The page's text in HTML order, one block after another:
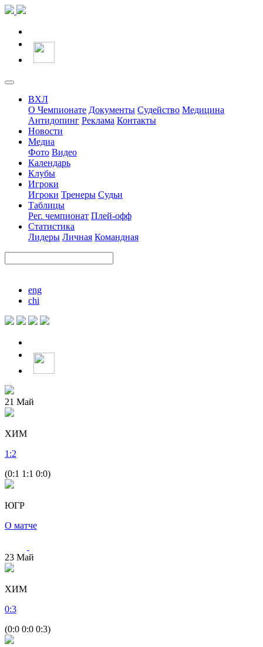
ВХЛ
О Чемпионате Документы Судейство Медицина
Антидопинг Реклама Контакты
Новости
Медиа
Фото Видео
Календарь
Клубы
Игроки
Игроки Тренеры Судьи
Таблицы
Рег. чемпионат Плей-офф
Статистика
Лидеры Личная Командная
eng
chi
21 Май
ХИМ
1 :2
(0:1 1:1 0:0)
ЮГР
О матче
23 Май
ХИМ
0:3
(0:0 0:0 0:3)